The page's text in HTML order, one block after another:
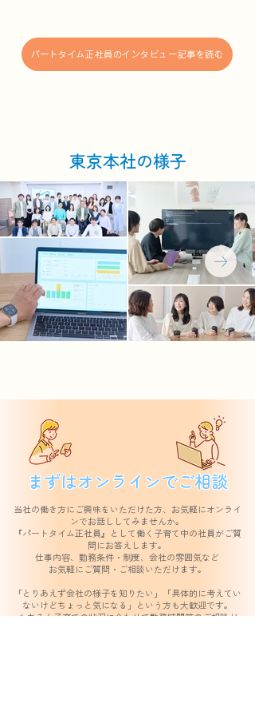
パートタイム正社員のインタビュー記事を読む
​東京本社の様子
まずはオンラインでご相談
当社の働き方にご興味をいただけた方、お気軽にオンライ
ンでお話ししてみませんか。
『パートタイム正社員』として働く子育て中の社員がご質
問にお答えします。
仕事内容、勤務条件・制度、会社の雰囲気など
お気軽にご質問・ご相談いただけます。
「とりあえず会社の様子を知りたい」「具体的に考えてい
ないけどちょっと気になる」という方も大歓迎です。
もちろん子育ての状況に合わせて勤務時間等のご相談が